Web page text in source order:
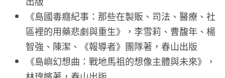
《島國毒癮紀事：那些在製販、司法、醫療、社
區裡的用藥悲劇與重生》，李雪莉、曹馥年、楊
智強、陳潔、《報導者》團隊著，春山出版
《島嶼幻想曲：戰地馬祖的想像主體與未來》，